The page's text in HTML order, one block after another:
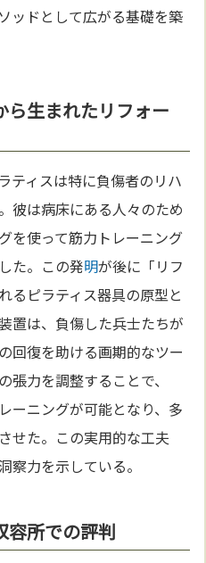
ッドとして広がる基礎を築
ら生まれたリフォー
ティスは特に負傷者のリハ
彼は病床にある人々のため
グを使って筋力トレーニング
た。この発明が後に「リフ
るピラティス器具の原型と
置は、負傷した兵士たちが
回復を助ける画期的なツー
張力を調整することで、
ーニングが可能となり、多
せた。この実用的な工夫
察力を示している。
容所での評判